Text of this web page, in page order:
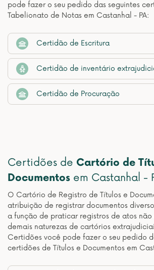
pode fazer o seu pedido das seguintes
Tabelionato de Notas em Castanhal - PA:
Certidão de Escritura
Certidão de inventário
Certidão de Procuração
Certidões de Cartório de
Documentos em Castanhal -
O Cartório de Registro de Títulos e
atribuição de registrar documentos
a função de praticar registros de atos não
demais naturezas de cartórios
Certidões você pode fazer o seu pedido
certidões de Títulos e Documentos em